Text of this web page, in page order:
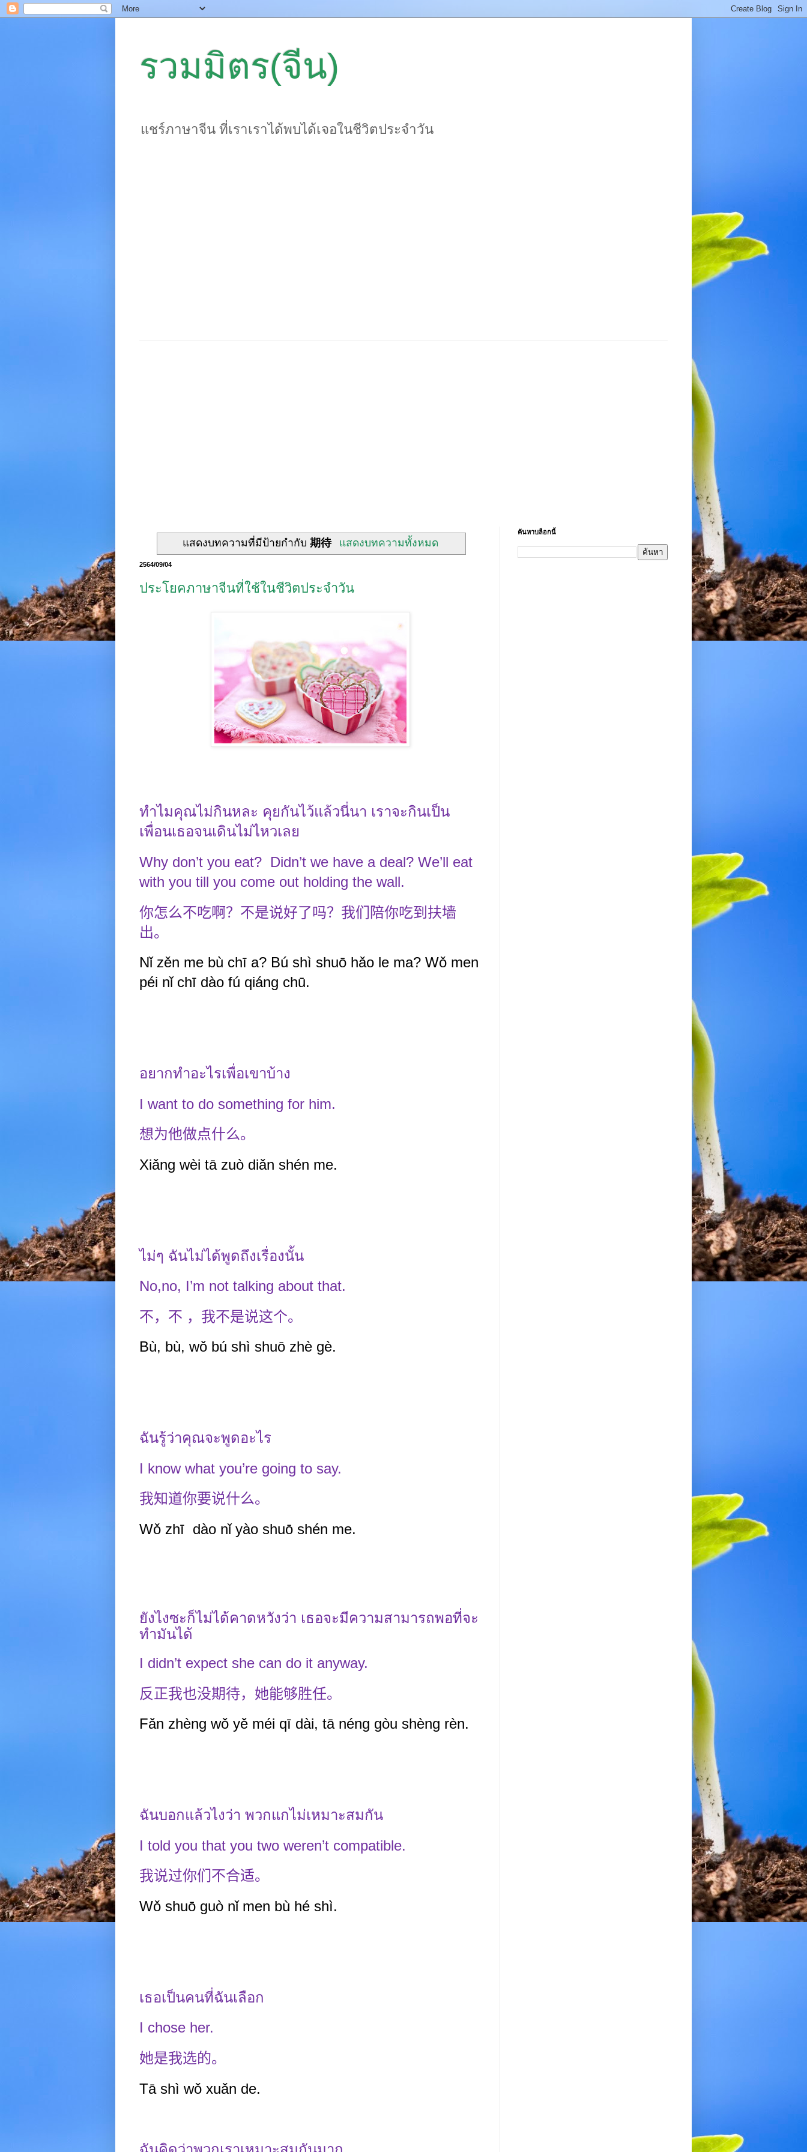
รวมมิตร(จีน)
แชร์ภาษาจีน ที่เราเราได้พบได้เจอในชีวิตประจำวัน
แสดงบทความที่มีป้ายกำกับ期待 แสดงบทความทั้งหมด
2564/09/04
ประโยคภาษาจีนที่ใช้ในชีวิตประจำวัน
ทำไมคุณไม่กินหละ คุยกันไว้แล้วนี่นา เราจะกินเป็น
เพื่อนเธอจนเดินไม่ไหวเลย
Why don’t you eat? Didn’t we have a deal? We’ll eat
with you till you come out holding the wall.
你怎么不吃啊？不是说好了吗？我们陪你吃到扶墙
出。
Nǐ zěn me bù chī a? Bú shì shuō hǎo le ma? Wǒ men
péi nǐ chī dào fú qiáng chū.
อยากทำอะไรเพื่อเขาบ้าง
I want to do something for him.
想为他做点什么。
Xiǎng wèi tā zuò diǎn shén me.
ไม่ๆ ฉันไม่ได้พูดถึงเรื่องนั้น
No,no, I’m not talking about that.
不，不 ，我不是说这个。
Bù, bù, wǒ bú shì shuō zhè gè.
ฉันรู้ว่าคุณจะพูดอะไร
I know what you’re going to say.
我知道你要说什么。
Wǒ zhī dào nǐ yào shuō shén me.
ยังไงซะก็ไม่ได้คาดหวังว่า เธอจะมีความสามารถพอที่จะ
ทำมันได้
I didn’t expect she can do it anyway.
反正我也没期待，她能够胜任。
Fǎn zhèng wǒ yě méi qī dài, tā néng gòu shèng rèn.
ฉันบอกแล้วไงว่า พวกแกไม่เหมาะสมกัน
I told you that you two weren’t compatible.
我说过你们不合适。
Wǒ shuō guò nǐ men bù hé shì.
เธอเป็นคนที่ฉันเลือก
I chose her.
她是我选的。
Tā shì wǒ xuǎn de.
ค้นหาบล็อกนี้